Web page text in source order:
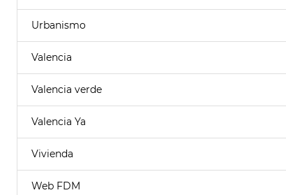
Urbanismo
Valencia
Valencia verde
Valencia Ya
Vivienda
Web FDM